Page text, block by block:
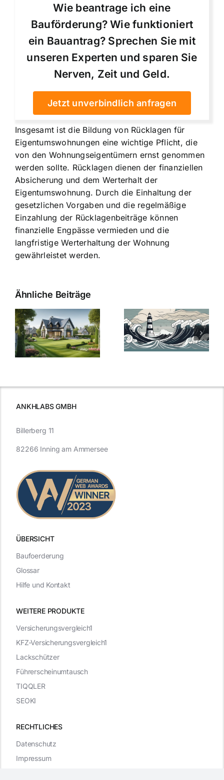
Wie beantrage ich eine
Bauförderung? Wie funktioniert
ein Bauantrag? Sprechen Sie mit
unseren Experten und sparen Sie
Nerven, Zeit und Geld.
Jetzt unverbindlich anfragen
Insgesamt ist die Bildung von Rücklagen für
Eigentumswohnungen eine wichtige Pflicht, die
von den Wohnungseigentümern ernst genommen
werden sollte. Rücklagen dienen der finanziellen
Absicherung und dem Werterhalt der
Eigentumswohnung. Durch die Einhaltung der
gesetzlichen Vorgaben und die regelmäßige
Einzahlung der Rücklagenbeiträge können
finanzielle Engpässe vermieden und die
langfristige Werterhaltung der Wohnung
gewährleistet werden.
Ähnliche Beiträge
Bauzinsen im
Sturm: Die
aktuelle
Entwicklung
Die Evolution
der
Bauzinsen: Ein
Blick in die
ANKHLABS GMBH
ÜBERSICHT
WEITERE PRODUKTE
Versicherungsvergleich1
KFZ-Versicherungsvergleich1
Lackschützer
Führerscheinumtausch
TIQQLER
SEOKI
RECHTLICHES
Billerberg 11
82266 Inning am Ammersee
Datenschutz
Impressum
Baufoerderung
Glossar
Hilfe und Kontakt